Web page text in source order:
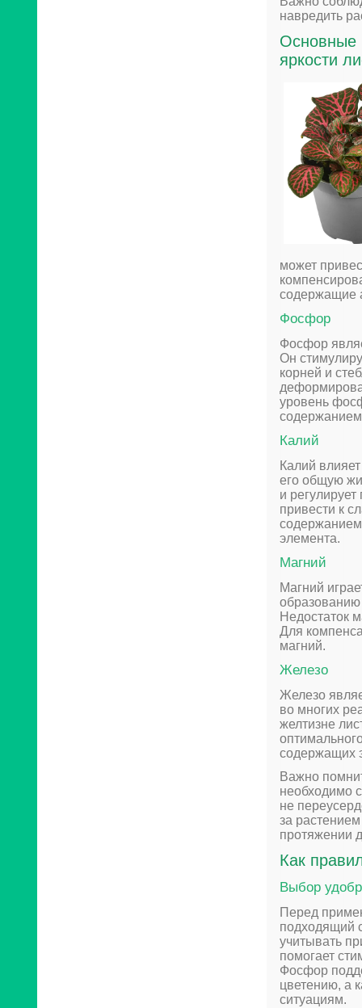
навредить
Основные
яркости
может
содержащие
Фосфор
Фосфор
Он
корней и
уровень
содержанием
Калий
Калий
его общую
и
привести к
содержанием
элемента.
Магний
Магний
Недостаток
Для
магний.
Железо
Железо
во многих
желтизне
содержащих
Важно
необходимо
не
за
протяжении
Как
Выбор
Перед
подходящий
учитывать
помогает
Фосфор
цветению, а
ситуациям.